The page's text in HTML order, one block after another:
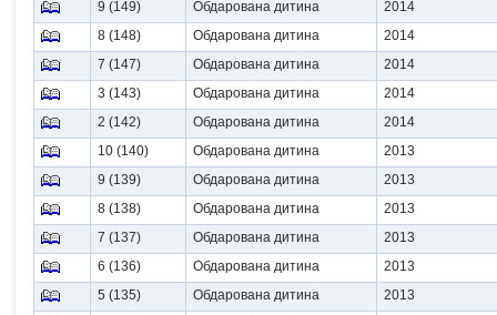
9 (149)
Обдарована дитина
2014
8 (148)
Обдарована дитина
2014
7 (147)
Обдарована дитина
2014
3 (143)
Обдарована дитина
2014
2 (142)
Обдарована дитина
2014
10 (140)
Обдарована дитина
2013
9 (139)
Обдарована дитина
2013
8 (138)
Обдарована дитина
2013
7 (137)
Обдарована дитина
2013
6 (136)
Обдарована дитина
2013
5 (135)
Обдарована дитина
2013